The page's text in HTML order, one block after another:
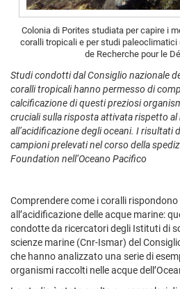
Colonia di Porites studiata per capire i
coralli tropicali e per studi
de Recherche pour le
Studi condotti dal Consiglio nazionale
coralli tropicali hanno permesso di
calcificazione di questi preziosi
cruciali sulla risposta attivata rispetto
all’acidificazione degli oceani. I risultati
campioni prelevati nel corso della
Foundation nell’Oceano Pacifico
Comprendere come i coralli
all’acidificazione delle acque marine:
condotte da ricercatori degli Istituti di
scienze marine (Cnr-Ismar) del
che hanno analizzato una serie di
organismi raccolti nelle acque